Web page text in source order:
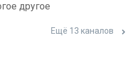
другое
Ещё 13 каналов